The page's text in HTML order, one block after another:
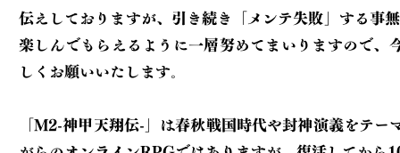
伝えしておりますが、引き続き「メンテ失敗」する事
楽しんでもらえるように一層努めてまいりますので、
しくお願いいたします。
「M2-神甲天翔伝-」は春秋戦国時代や封神演義をテー